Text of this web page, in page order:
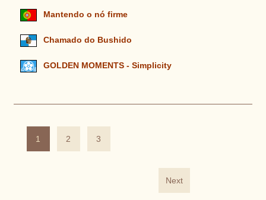
Mantendo o nó firme
Chamado do Bushido
GOLDEN MOMENTS - Simplicity
1 2 3
Next